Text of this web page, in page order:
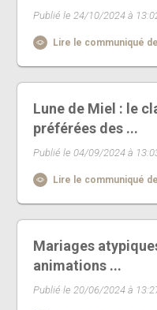
Publié le 24/10/2024 à
Lire le communiqué
Lune de Miel : le
préférées des ...
Publié le 04/09/2024 à
Lire le communiqué
Mariages
animations ...
Publié le 20/06/2024 à